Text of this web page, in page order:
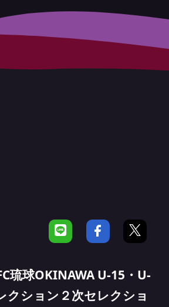
琉球OKINAWA U-15・U-
クション２次セレクショ